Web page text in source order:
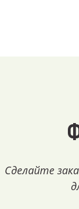
Сделайте